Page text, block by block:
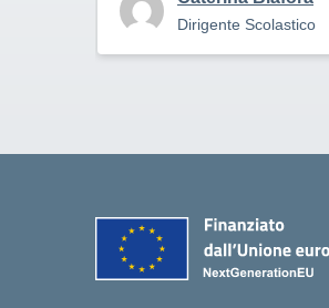
Dirigente Scolastico